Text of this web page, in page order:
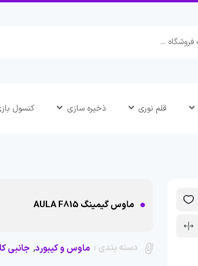
قلم نوری ذخیره سازی کنسول
ماوس گیمینگ AULA F815
دسته بندی : ماوس و کیبورد, جانبی